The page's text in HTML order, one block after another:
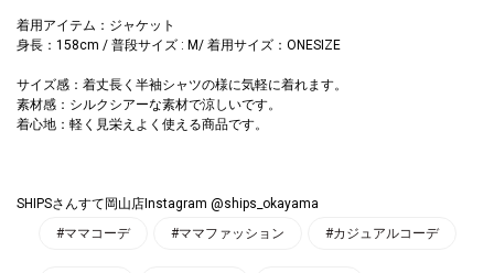
着用アイテム：ジャケット
身長：158cm / 普段サイズ : M/ 着用サイズ：ONESIZE
サイズ感：着丈長く半袖シャツの様に気軽に着れます。
素材感：シルクシアーな素材で涼しいです。
着心地：軽く見栄えよく使える商品です。
SHIPSさんすて岡山店Instagram @ships_okayama
#ママコーデ
#ママファッション #カジュアルコーデ